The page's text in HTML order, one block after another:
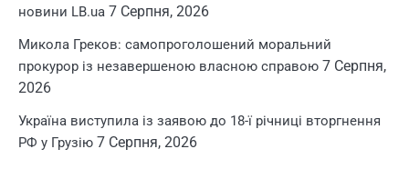
новини LB.ua 7 Серпня, 2026
Микола Греков: самопроголошений моральний
прокурор із незавершеною власною справою 7 Серпня,
2026
Україна виступила із заявою до 18-ї річниці вторгнення
РФ у Грузію 7 Серпня, 2026